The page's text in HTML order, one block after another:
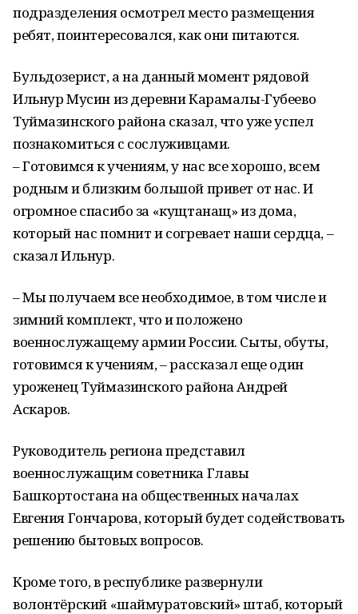
подразделения осмотрел место размещения
ребят, поинтересовался, как они питаются.
Бульдозерист, а на данный момент рядовой
Ильнур Мусин из деревни Карамалы-Губеево
Туймазинского района сказал, что уже успел
познакомиться с сослуживцами.
– Готовимся к учениям, у нас все хорошо, всем
родным и близким большой привет от нас. И
огромное спасибо за «кущтанащ» из дома,
который нас помнит и согревает наши сердца, –
сказал Ильнур.
– Мы получаем все необходимое, в том числе и
зимний комплект, что и положено
военнослужащему армии России. Сыты, обуты,
готовимся к учениям, – рассказал еще один
уроженец Туймазинского района Андрей
Аскаров.
Руководитель региона представил
военнослужащим советника Главы
Башкортостана на общественных началах
Евгения Гончарова, который будет содействовать
решению бытовых вопросов.
Кроме того, в республике развернули
волонтёрский «шаймуратовский» штаб, который